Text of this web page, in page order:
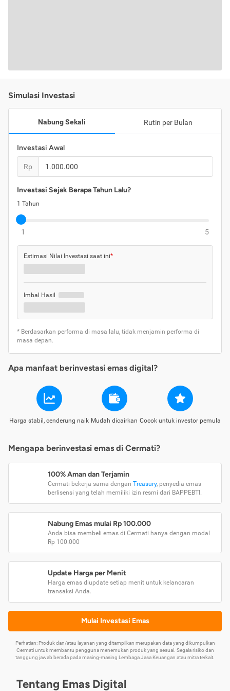
Simulasi Investasi
Nabung Sekali Rutin per Bulan
Investasi Awal
Rp
Investasi Sejak Berapa Tahun Lalu?
1 Tahun
1 5
Estimasi Nilai Investasi saat ini*
Imbal Hasil
* Berdasarkan performa di masa lalu, tidak menjamin performa di
masa depan.
Apa manfaat berinvestasi emas digital?
Harga stabil, cenderung naik Mudah dicairkan Cocok untuk investor pemula
Mengapa berinvestasi emas di Cermati?
100% Aman dan Terjamin
Cermati bekerja sama dengan Treasury, penyedia emas
berlisensi yang telah memiliki izin resmi dari BAPPEBTI.
Nabung Emas mulai Rp 100.000
Anda bisa membeli emas di Cermati hanya dengan modal
Rp 100.000
Update Harga per Menit
Harga emas diupdate setiap menit untuk kelancaran
transaksi Anda.
Mulai Investasi Emas
Perhatian: Produk dan/atau layanan yang ditampilkan merupakan data yang dikumpulkan
Cermati untuk membantu pengguna menemukan produk yang sesuai. Segala risiko dan
tanggung jawab berada pada masing-masing Lembaga Jasa Keuangan atau mitra terkait.
Tentang Emas Digital